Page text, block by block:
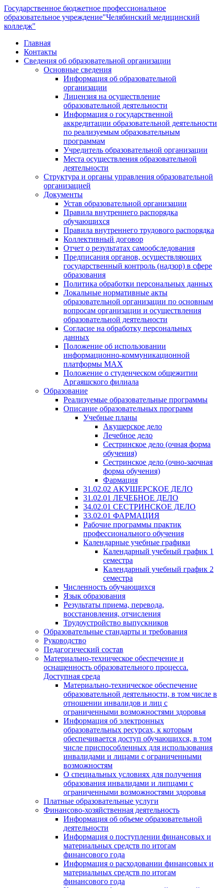
Государственное бюджетное профессиональное
образовательное учреждение"Челябинский медицинский
колледж"
Главная
Контакты
Сведения об образовательной организации
Основные сведения
Информация об образовательной
организации
Лицензия на осуществление
образовательной деятельности
Информация о государственной
аккредитации образовательной деятельности
по реализуемым образовательным
программам
Учредитель образовательной организации
Места осуществления образовательной
деятельности
Структура и органы управления образовательной
организацией
Документы
Устав образовательной организации
Правила внутреннего распорядка
обучающихся
Правила внутреннего трудового распорядка
Коллективный договор
Отчет о результатах самообследования
Предписания органов, осуществляющих
государственный контроль (надзор) в сфере
образования
Политика обработки персональных данных
Локальные нормативные акты
образовательной организации по основным
вопросам организации и осуществления
образовательной деятельности
Согласие на обработку персональных
данных
Положение об использовании
информационно-коммуникационной
платформы MAX
Положение о студенческом общежитии
Аргаяшского филиала
Образование
Реализуемые образовательные программы
Описание образовательных программ
Учебные планы
Акушерское дело
Лечебное дело
Сестринское дело (очная форма
обучения)
Сестринское дело (очно-заочная
форма обучения)
Фармация
31.02.02 АКУШЕРСКОЕ ДЕЛО
31.02.01 ЛЕЧЕБНОЕ ДЕЛО
34.02.01 СЕСТРИНСКОЕ ДЕЛО
33.02.01 ФАРМАЦИЯ
Рабочие программы практик
профессионального обучения
Календарные учебные графики
Календарный учебный график 1
семестра
Календарный учебный график 2
семестра
Численность обучающихся
Язык образования
Результаты приема, перевода,
восстановления, отчисления
Трудоустройство выпускников
Образовательные стандарты и требования
Руководство
Педагогический состав
Материально-техническое обеспечение и
оснащенность образовательного процесса.
Доступная среда
Материально-техническое обеспечение
образовательной деятельности, в том числе в
отношении инвалидов и лиц с
ограниченными возможностями здоровья
Информация об электронных
образовательных ресурсах, к которым
обеспечивается доступ обучающихся, в том
числе приспособленных для использования
инвалидами и лицами с ограниченными
возможностям
О специальных условиях для получения
образования инвалидами и липцами с
ограниченными возможностями здоровья
Платные образовательные услуги
Финансово-хозяйственная деятельность
Информация об объеме образовательной
деятельности
Информация о поступлении финансовых и
материальных средств по итогам
финансового года
Информация о расходовании финансовых и
материальных средств по итогам
финансового года